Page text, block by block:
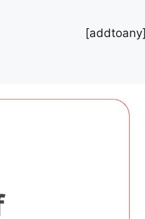
[addtoany]